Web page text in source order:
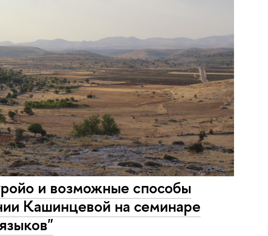
и возможные способы
Кашинцевой на семинаре